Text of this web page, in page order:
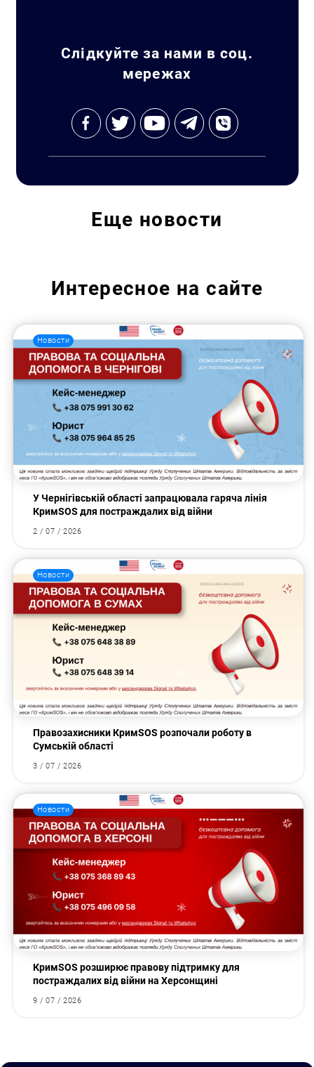
Слідкуйте за нами в соц.
мережах
Еще новости
Интересное на сайте
Новости
У Чернігівській області запрацювала гаряча лінія
КримSOS для постраждалих від війни
2 / 07 / 2026
Новости
Правозахисники КримSOS розпочали роботу в
Сумській області
3 / 07 / 2026
Новости
КримSOS розширює правову підтримку для
постраждалих від війни на Херсонщині
9 / 07 / 2026